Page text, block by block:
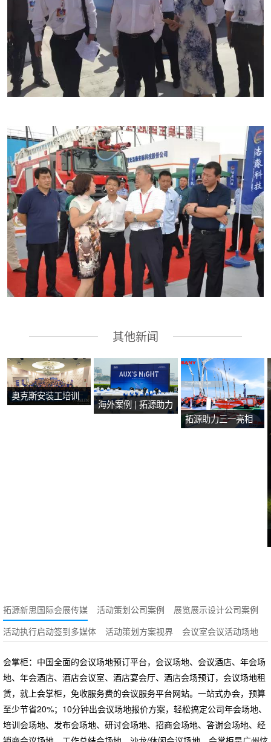
其他新闻
奥克斯安装工培训
海外案例 | 拓源助力
拓源助力三一亮相
拓源新思国际会展传媒 活动策划公司案例
展览展示设计公司案例
活动执行启动签到多媒体
活动策划方案视界 会议室会议活动场地
会掌柜：中国全面的会议场地预订平台，会议场地、会议酒店、年会场
地、年会酒店、酒店会议室、酒店宴会厅、酒店会场预订，会议场地租
赁，就上会掌柜，免收服务费的会议服务平台网站。一站式办会，预算
至少节省20%；10分钟出会议场地报价方案，轻松搞定公司年会场地、
培训会场地、发布会场地、研讨会场地、招商会场地、答谢会场地、经